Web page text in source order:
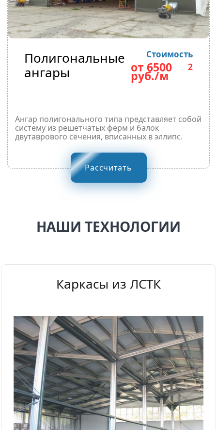
Полигональные
ангары
Стоимость
от 6500
руб./м
2
Ангар полигонального типа представляет собой
систему из решетчатых ферм и балок
двутаврового сечения, вписанных в эллипс.
Рассчитать
НАШИ ТЕХНОЛОГИИ
Каркасы из ЛСТК